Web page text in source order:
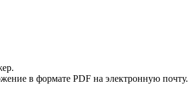
в формате PDF на электронную почту.